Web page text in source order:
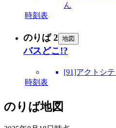
ん
時刻表
のりば 2 地図
バスどこ!?
[91]アクトシ
時刻表
のりば地図